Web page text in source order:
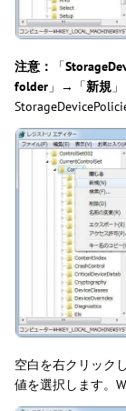
注意： 「
folder 」→「新規
空白を右クリック
値を選択します。